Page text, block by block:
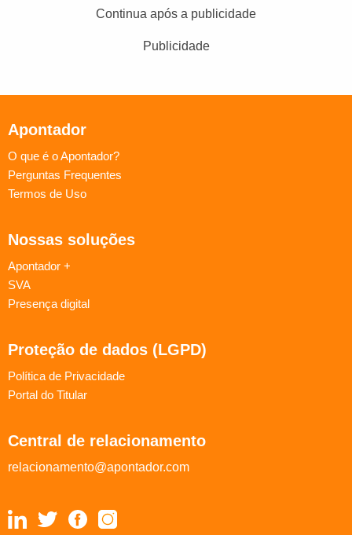
Continua após a publicidade
Publicidade
Apontador
O que é o Apontador?
Perguntas Frequentes
Termos de Uso
Nossas soluções
Apontador +
SVA
Presença digital
Proteção de dados (LGPD)
Política de Privacidade
Portal do Titular
Central de relacionamento
relacionamento@apontador.com